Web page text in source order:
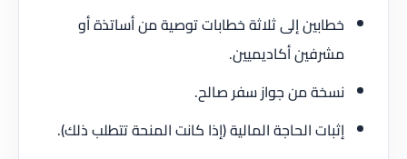
خطابين إلى ثلاثة خطابات توصية من أساتذة أو
مشرفين أكاديميين.
نسخة من جواز سفر صالح.
إثبات الحاجة المالية (إذا كانت المنحة تتطلب ذلك).